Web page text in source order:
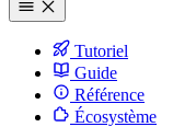
Tutoriel
Guide
Référence
Écosystème